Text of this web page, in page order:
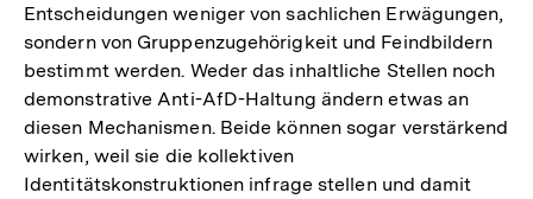
Entscheidungen weniger von sachlichen Erwägungen,
sondern von Gruppenzugehörigkeit und Feindbildern
bestimmt werden. Weder das inhaltliche Stellen noch
demonstrative Anti-AfD-Haltung ändern etwas an
diesen Mechanismen. Beide können sogar verstärkend
wirken, weil sie die kollektiven
Identitätskonstruktionen infrage stellen und damit